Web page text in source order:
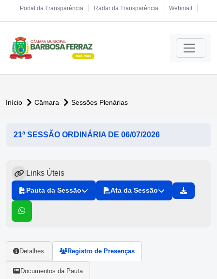
Portal da Transparência Radar da Transparência Webmail
Início Câmara Sessões Plenárias
21ª SESSÃO ORDINÁRIA DE 06/07/2026
Links Úteis
Pauta da Sessão Ata da Sessão
Detalhes Registro de Presenças
Documentos da Pauta